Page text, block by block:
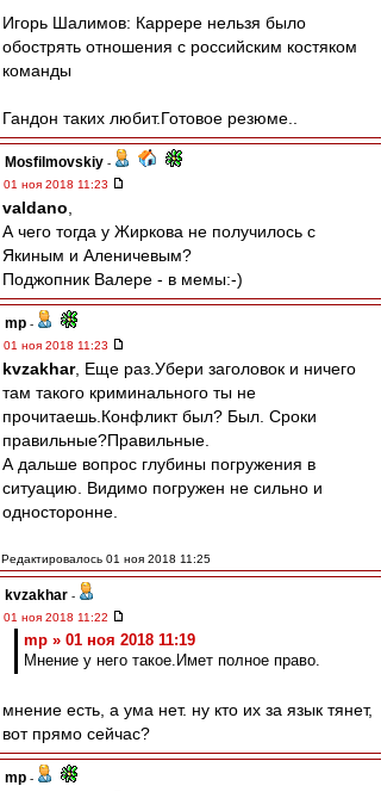
Игорь Шалимов: Каррере нельзя было
обострять отношения с российским костяком
команды
Гандон таких любит.Готовое резюме..
Mosfilmovskiy -
01 ноя 2018 11:23
valdano
А чего тогда у Жиркова не получилось с
Якиным и Аленичевым?
Поджопник Валере - в мемы:-)
mp -
01 ноя 2018 11:23
kvzakhar, Еще раз.Убери заголовок и ничего
там такого криминального ты не
прочитаешь.Конфликт был? Был. Сроки
правильные?Правильные.
А дальше вопрос глубины погружения в
ситуацию. Видимо погружен не сильно и
односторонне.
Редактировалось 01 ноя 2018 11:25
kvzakhar -
01 ноя 2018 11:22
mp » 01 ноя 2018 11:19
Мнение у него такое.Имет полное право.
мнение есть, а ума нет. ну кто их за язык тянет,
вот прямо сейчас?
mp -